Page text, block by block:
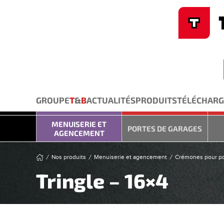
GROUPET&BACTUALITÉSPRODUITS
MENUISERIE ET
AGENCEMENT
PORTES DE GARAGES
Nos produits Menuiserie et agencement Crémones pour
Tringle – 16×4